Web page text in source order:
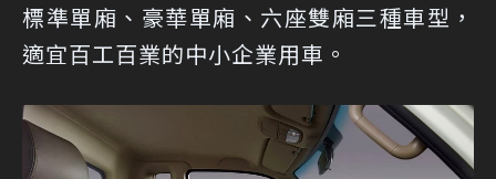
標準單廂、豪華單廂、六座雙廂三種車型，
適宜百工百業的中小企業用車。